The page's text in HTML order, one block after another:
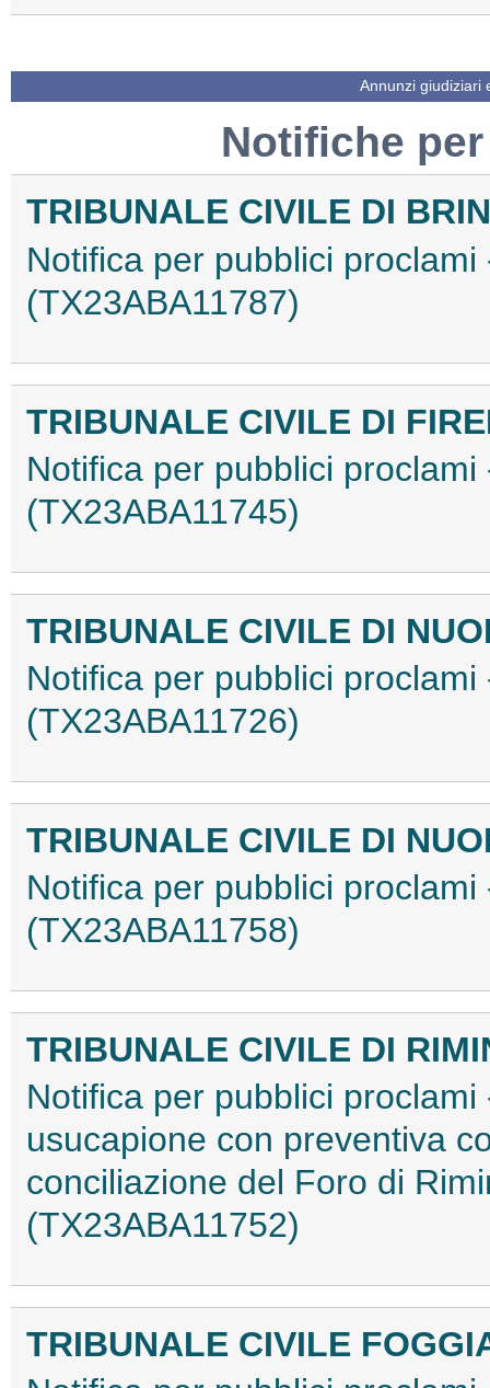
Annunzi giudiziari
Notifiche
TRIBUNALE CIVILE DI
Notifica per pubblici
(TX23ABA11787)
TRIBUNALE CIVILE DI
Notifica per pubblici
(TX23ABA11745)
TRIBUNALE CIVILE DI
Notifica per pubblici
(TX23ABA11726)
TRIBUNALE CIVILE DI
Notifica per pubblici
(TX23ABA11758)
TRIBUNALE CIVILE DI
Notifica per pubblici
usucapione con preventiva
conciliazione del Foro di
(TX23ABA11752)
TRIBUNALE CIVILE